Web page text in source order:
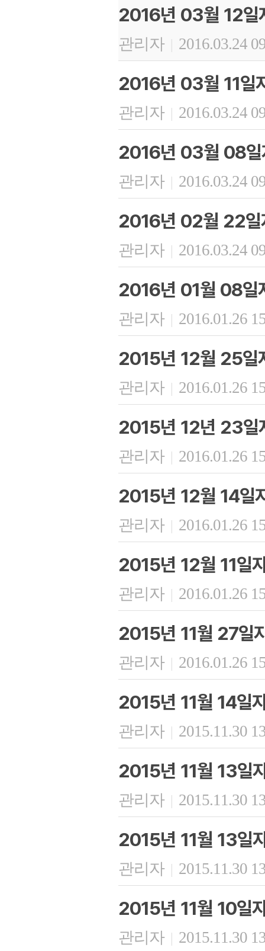
2016년 03월 12일
관리자 | 2016.03.24
2016년 03월 11일
관리자 | 2016.03.24
2016년 03월 08일
관리자 | 2016.03.24
2016년 02월 22일
관리자 | 2016.03.24
2016년 01월 08일
관리자 | 2016.01.26
2015년 12월 25일
관리자 | 2016.01.26
2015년 12년 23일
관리자 | 2016.01.26
2015년 12월 14일
관리자 | 2016.01.26
2015년 12월 11일
관리자 | 2016.01.26
2015년 11월 27일
관리자 | 2016.01.26
2015년 11월 14일
관리자 | 2015.11.30
2015년 11월 13일
관리자 | 2015.11.30
2015년 11월 13일
관리자 | 2015.11.30
2015년 11월 10일
관리자 | 2015.11.30